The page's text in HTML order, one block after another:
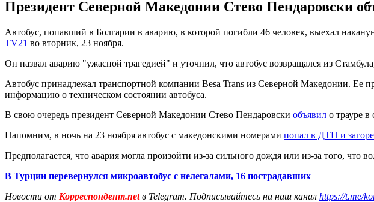
Президент Северной Македонии Стево Пендаровски
Автобус, попавший в Болгарии в аварию, в которой погибли 46 человек, выехал
TV21 во вторник, 23 ноября.
Он назвал аварию "ужасной трагедией" и уточнил, что автобус возвращался из
Автобус принадлежал транспортной компании Besa Trans из Северной Македонии. Ее
информацию о техническом состоянии автобуса.
В свою очередь президент Северной Македонии Стево Пендаровски объявил о трауре в
Напомним, в ночь на 23 ноября автобус с македонскими номерами попал в ДТП и
Предполагается, что авария могла произойти из-за сильного дождя или из-за того, что
В Турции перевернулся микроавтобус с нелегалами, 16 пострадавших
Новости от Корреспондент.netв Telegram. Подписывайтесь на наш канал https://t.me/